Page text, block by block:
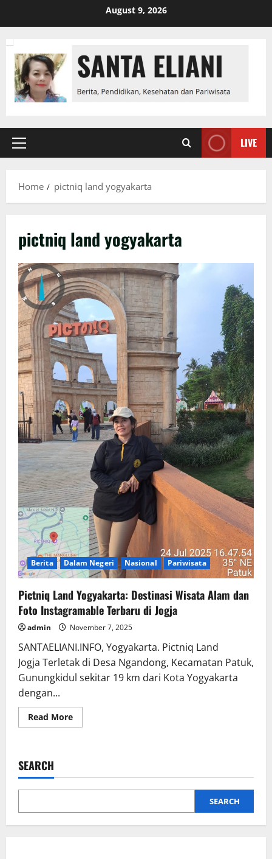
August 9, 2026
Primary
LIVE
Home pictniq land yogyakarta
pictniq land yogyakarta
Berita Dalam Negeri Nasional Pariwisata
Pictniq Land Yogyakarta: Destinasi Wisata Alam dan
Foto Instagramable Terbaru di Jogja
admin November 7, 2025
SANTAELIANI.INFO, Yogyakarta. Pictniq Land
Jogja Terletak di Desa Ngandong, Kecamatan Patuk,
Gunungkidul sekitar 19 km dari Kota Yogyakarta
dengan...
Read MoreRead
more
Wisata
dan
Instagramable
di
SEARCH
SEARCH